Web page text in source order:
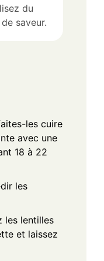
du
saveur.
les cuire
avec une
18 à 22
les
les lentilles
et laissez